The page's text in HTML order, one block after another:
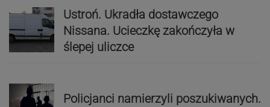
Ustroń. Ukradła dostawczego
Nissana. Ucieczkę zakończyła w
ślepej uliczce
Policjanci namierzyli poszukiwanych.